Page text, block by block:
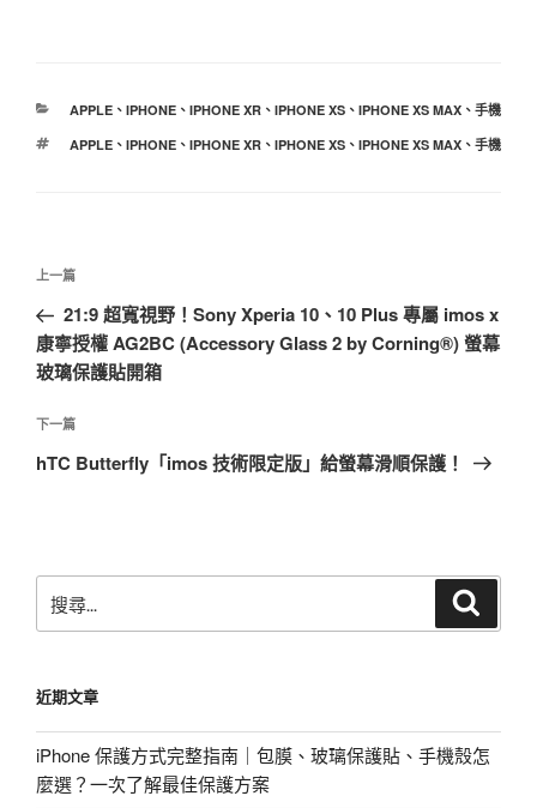
分
APPLE、 IPHONE、 IPHONE XR、 IPHONE XS、 IPHONE XS MAX、 手機
標
APPLE、 IPHONE、 IPHONE XR、 IPHONE XS、 IPHONE XS MAX、 手機
文
導
覽
上
一
篇
文
上一篇
21:9 超寬視野！Sony Xperia 10、10 Plus 專屬 imos x
康寧授權 AG2BC (Accessory Glass 2 by Corning®) 螢幕
玻璃保護貼開箱
下
一
下一篇
hTC Butterfly「imos 技術限定版」給螢幕滑順保護！
尋
字:
近期文章
iPhone 保護方式完整指南｜包膜、玻璃保護貼、手機殼怎
麼選？一次了解最佳保護方案